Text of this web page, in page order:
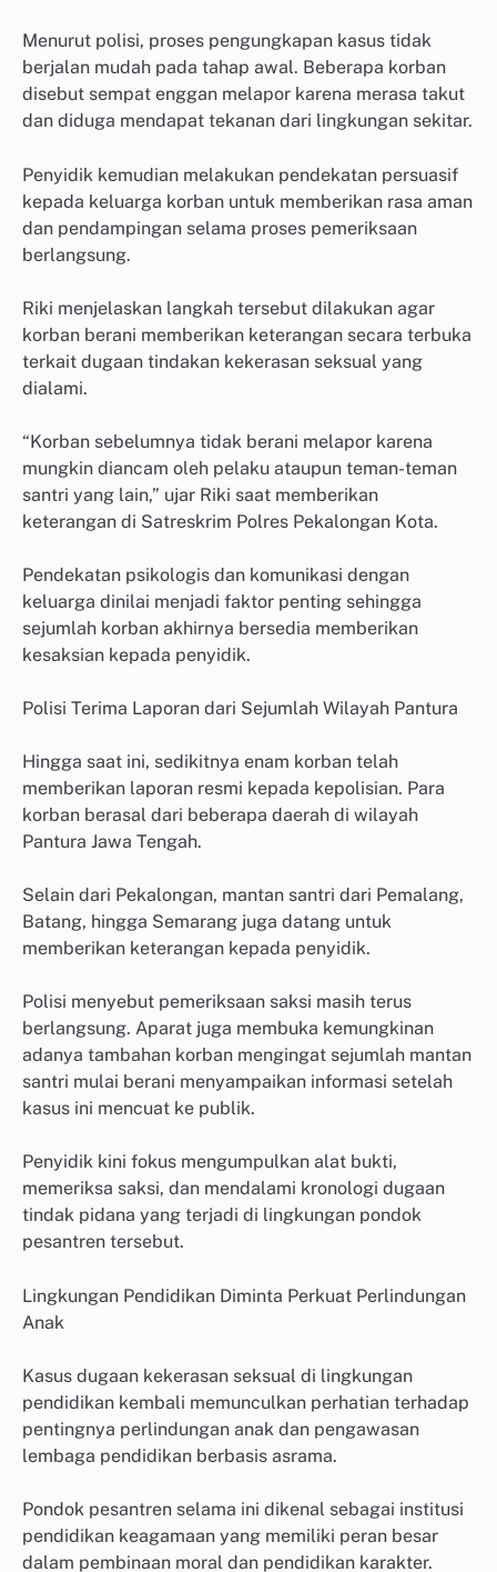
Menurut polisi, proses pengungkapan kasus tidak
berjalan mudah pada tahap awal. Beberapa korban
disebut sempat enggan melapor karena merasa takut
dan diduga mendapat tekanan dari lingkungan sekitar.
Penyidik kemudian melakukan pendekatan persuasif
kepada keluarga korban untuk memberikan rasa aman
dan pendampingan selama proses pemeriksaan
berlangsung.
Riki menjelaskan langkah tersebut dilakukan agar
korban berani memberikan keterangan secara terbuka
terkait dugaan tindakan kekerasan seksual yang
dialami.
“Korban sebelumnya tidak berani melapor karena
mungkin diancam oleh pelaku ataupun teman-teman
santri yang lain,” ujar Riki saat memberikan
keterangan di Satreskrim Polres Pekalongan Kota.
Pendekatan psikologis dan komunikasi dengan
keluarga dinilai menjadi faktor penting sehingga
sejumlah korban akhirnya bersedia memberikan
kesaksian kepada penyidik.
Polisi Terima Laporan dari Sejumlah Wilayah Pantura
Hingga saat ini, sedikitnya enam korban telah
memberikan laporan resmi kepada kepolisian. Para
korban berasal dari beberapa daerah di wilayah
Pantura Jawa Tengah.
Selain dari Pekalongan, mantan santri dari Pemalang,
Batang, hingga Semarang juga datang untuk
memberikan keterangan kepada penyidik.
Polisi menyebut pemeriksaan saksi masih terus
berlangsung. Aparat juga membuka kemungkinan
adanya tambahan korban mengingat sejumlah mantan
santri mulai berani menyampaikan informasi setelah
kasus ini mencuat ke publik.
Penyidik kini fokus mengumpulkan alat bukti,
memeriksa saksi, dan mendalami kronologi dugaan
tindak pidana yang terjadi di lingkungan pondok
pesantren tersebut.
Lingkungan Pendidikan Diminta Perkuat Perlindungan
Anak
Kasus dugaan kekerasan seksual di lingkungan
pendidikan kembali memunculkan perhatian terhadap
pentingnya perlindungan anak dan pengawasan
lembaga pendidikan berbasis asrama.
Pondok pesantren selama ini dikenal sebagai institusi
pendidikan keagamaan yang memiliki peran besar
dalam pembinaan moral dan pendidikan karakter.